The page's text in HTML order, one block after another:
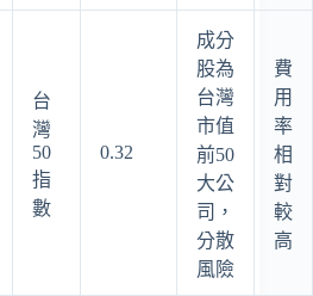
台
灣
50
指
數
0.32
成分
股為
台灣
市值
前50
大公
司，
分散
風險
費
用
率
相
對
較
高